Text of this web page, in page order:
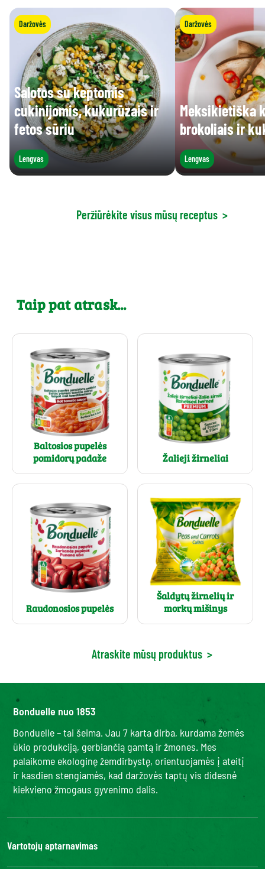
Daržovės
Salotos su keptomis
cukinijomis, kukurūzais ir
fetos sūriu
Lengvas
Daržovės
Meksikietiška
brokoliais ir
Lengvas
Peržiūrėkite visus mūsų receptus >
Taip pat atrask...
Baltosios pupelės
pomidorų padaže
Žalieji žirneliai
Raudonosios pupelės
Šaldytų žirnelių ir
morkų mišinys
Atraskite mūsų produktus >
Bonduelle nuo 1853
Bonduelle – tai šeima. Jau 7 karta dirba, kurdama žemės
ūkio produkciją, gerbiančią gamtą ir žmones. Mes
palaikome ekologinę žemdirbystę, orientuojamės į ateitį
ir kasdien stengiamės, kad daržovės taptų vis didesnė
kiekvieno žmogaus gyvenimo dalis.
Vartotojų aptarnavimas
Kontaktai